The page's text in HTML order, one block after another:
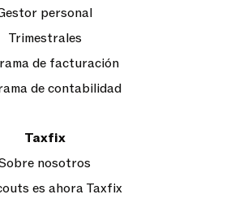
personal
Trimestrales
de facturación
de contabilidad
Taxfix
nosotros
es ahora Taxfix